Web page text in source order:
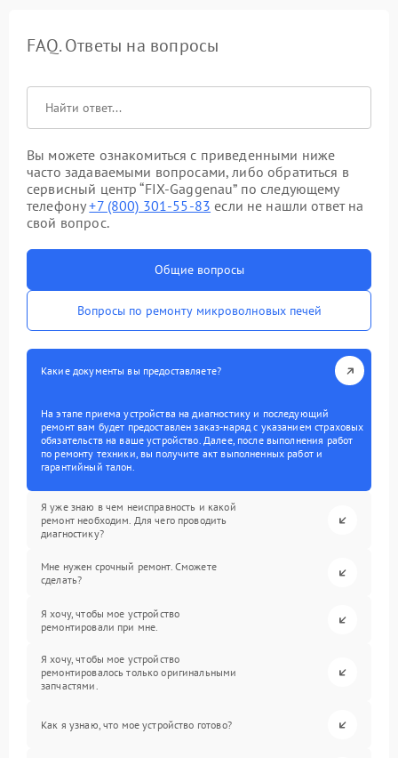
FAQ. Ответы на вопросы
Вы можете ознакомиться с приведенными ниже
часто задаваемыми вопросами, либо обратиться в
сервисный центр “FIX-Gaggenau” по следующему
телефону+7 (800) 301-55-83 если не нашли ответ на
свой вопрос.
Общие вопросы
Вопросы по ремонту микроволновых печей
Какие документы вы предоставляете?
На этапе приема устройства на диагностику и последующий
ремонт вам будет предоставлен заказ-наряд с указанием страховых
обязательств на ваше устройство. Далее, после выполнения работ
по ремонту техники, вы получите акт выполненных работ и
гарантийный талон.
Я уже знаю в чем неисправность и какой
ремонт необходим. Для чего проводить
диагностику?
Мне нужен срочный ремонт. Сможете
сделать?
Я хочу, чтобы мое устройство
ремонтировали при мне.
Я хочу, чтобы мое устройство
ремонтировалось только оригинальными
запчастями.
Как я узнаю, что мое устройство готово?